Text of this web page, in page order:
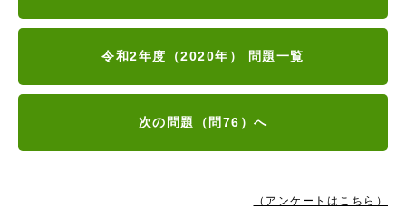
令和2年度（2020年） 問題一覧
次の問題（問76）へ
（アンケートはこちら）